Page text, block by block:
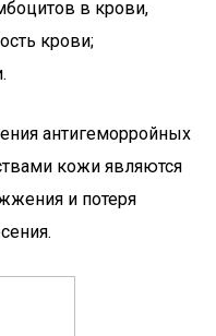
в крови,
крови;
антигеморройных
кожи являются
и потеря